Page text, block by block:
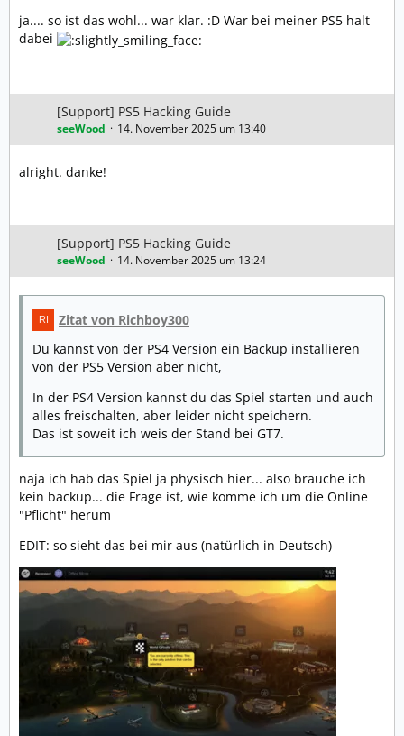
ja.... so ist das wohl... war klar. :D War bei meiner PS5 halt
dabei
[Support] PS5 Hacking Guide
seeWood 14. November 2025 um 13:40
alright. danke!
[Support] PS5 Hacking Guide
seeWood 14. November 2025 um 13:24
Zitat von Richboy300
Du kannst von der PS4 Version ein Backup installieren
von der PS5 Version aber nicht,
In der PS4 Version kannst du das Spiel starten und auch
alles freischalten, aber leider nicht speichern.
Das ist soweit ich weis der Stand bei GT7.
naja ich hab das Spiel ja physisch hier... also brauche ich
kein backup... die Frage ist, wie komme ich um die Online
"Pflicht" herum
EDIT: so sieht das bei mir aus (natürlich in Deutsch)